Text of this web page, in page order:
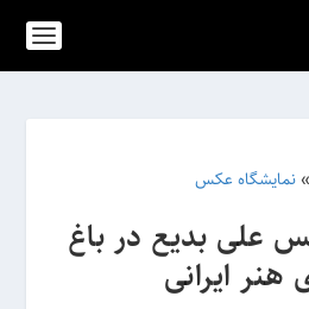
»نمایشگاه عکس
علی بدیع در باغ
هنر ایرانی